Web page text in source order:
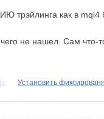
как в mql4
не нашел. Сам что-
Установить